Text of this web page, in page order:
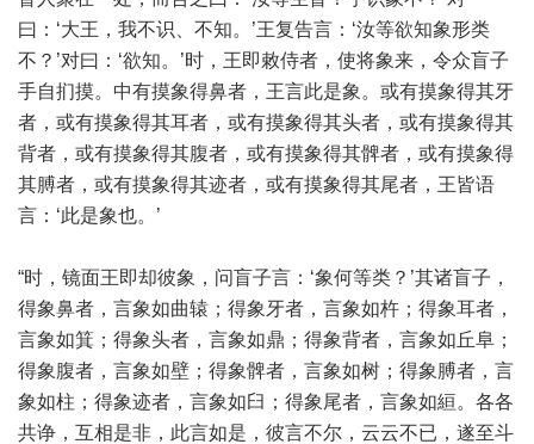
曰：‘大王，我不识、不知。’王复告言：‘汝等欲知象形类
不？’对曰：‘欲知。’时，王即敕侍者，使将象来，令众盲子
手自扪摸。中有摸象得鼻者，王言此是象。或有摸象得其牙
者，或有摸象得其耳者，或有摸象得其头者，或有摸象得其
背者，或有摸象得其腹者，或有摸象得其髀者，或有摸象得
其膊者，或有摸象得其迹者，或有摸象得其尾者，王皆语
言：‘此是象也。’
“时，镜面王即却彼象，问盲子言：‘象何等类？’其诸盲子，
得象鼻者，言象如曲辕；得象牙者，言象如杵；得象耳者，
言象如箕；得象头者，言象如鼎；得象背者，言象如丘阜；
得象腹者，言象如壁；得象髀者，言象如树；得象膊者，言
象如柱；得象迹者，言象如臼；得象尾者，言象如絙。各各
共诤，互相是非，此言如是，彼言不尔，云云不已，遂至斗